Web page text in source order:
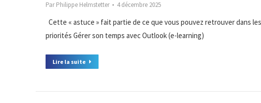
ParPhilippe Helmstetter 4 décembre 2025
Cette « astuce » fait partie de ce que vous pouvez retrouver dans
priorités Gérer son temps avec Outlook (e-learning)
Lire la suite